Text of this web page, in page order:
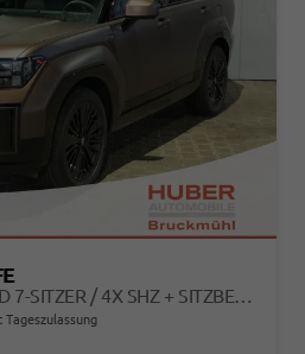
PHEV BLACK LINE 4WD 7-SITZER / 4X SHZ + SITZBELÜFTUNG ACC HEAD-UP 360° KAM. LEDER ALU 20"
Tageszulassung